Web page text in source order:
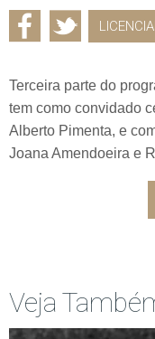
Terceira parte do
tem como convidado
Alberto Pimenta, e
Joana Amendoeira e
Veja